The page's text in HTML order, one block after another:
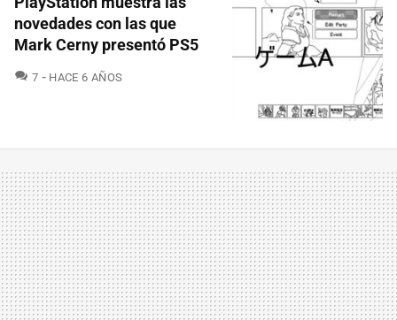
novedades con las que
Mark Cerny presentó PS5
7 COMENTARIOS
HACE 6 AÑOS